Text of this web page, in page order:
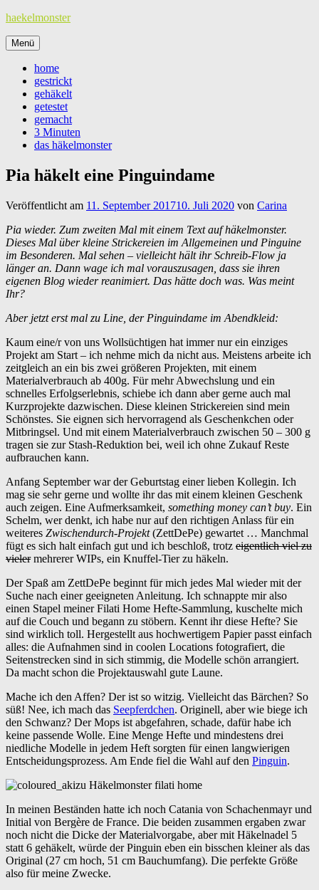
Zum
springen
haekelmonster
Menü
home
gestrickt
gehäkelt
getestet
gemacht
3 Minuten
das häkelmonster
Pia häkelt eine Pinguindame
Veröffentlicht am 11. September 201710. Juli 2020 von Carina
Pia wieder. Zum zweiten Mal mit einem Text auf häkelmonster.
Dieses Mal über kleine Strickereien im Allgemeinen und Pinguine
im Besonderen. Mal sehen – vielleicht hält ihr Schreib-Flow ja
länger an. Dann wage ich mal vorauszusagen, dass sie ihren
eigenen Blog wieder reanimiert. Das hätte doch was. Was meint
Ihr?
Aber jetzt erst mal zu Line, der Pinguindame im Abendkleid:
Kaum eine/r von uns Wollsüchtigen hat immer nur ein einziges
Projekt am Start – ich nehme mich da nicht aus. Meistens arbeite ich
zeitgleich an ein bis zwei größeren Projekten, mit einem
Materialverbrauch ab 400g. Für mehr Abwechslung und ein
schnelles Erfolgserlebnis, schiebe ich dann aber gerne auch mal
Kurzprojekte dazwischen. Diese kleinen Strickereien sind mein
Schönstes. Sie eignen sich hervorragend als Geschenkchen oder
Mitbringsel. Und mit einem Materialverbrauch zwischen 50 – 300 g
tragen sie zur Stash-Reduktion bei, weil ich ohne Zukauf Reste
aufbrauchen kann.
Anfang September war der Geburtstag einer lieben Kollegin. Ich
mag sie sehr gerne und wollte ihr das mit einem kleinen Geschenk
auch zeigen. Eine Aufmerksamkeit, something money can’t buy. Ein
Schelm, wer denkt, ich habe nur auf den richtigen Anlass für ein
weiteres Zwischendurch-Projekt(ZettDePe) gewartet … Manchmal
fügt es sich halt einfach gut und ich beschloß, trotz eigentlich viel zu
vielermehrerer WIPs, ein Knuffel-Tier zu häkeln.
Der Spaß am ZettDePe beginnt für mich jedes Mal wieder mit der
Suche nach einer geeigneten Anleitung. Ich schnappte mir also
einen Stapel meiner Filati Home Hefte-Sammlung, kuschelte mich
auf die Couch und begann zu stöbern. Kennt ihr diese Hefte? Sie
sind wirklich toll. Hergestellt aus hochwertigem Papier passt einfach
alles: die Aufnahmen sind in coolen Locations fotografiert, die
Seitenstrecken sind in sich stimmig, die Modelle schön arrangiert.
Da macht schon die Projektauswahl gute Laune.
Mache ich den Affen? Der ist so witzig. Vielleicht das Bärchen? So
süß! Nee, ich mach das Seepferdchen. Originell, aber wie biege ich
den Schwanz? Der Mops ist abgefahren, schade, dafür habe ich
keine passende Wolle. Eine Menge Hefte und mindestens drei
niedliche Modelle in jedem Heft sorgten für einen langwierigen
Entscheidungsprozess. Am Ende fiel die Wahl auf den Pinguin.
In meinen Beständen hatte ich noch Catania von Schachenmayr und
Initial von Bergère de France. Die beiden zusammen ergaben zwar
noch nicht die Dicke der Materialvorgabe, aber mit Häkelnadel 5
statt 6 gehäkelt, würde der Pinguin eben ein bisschen kleiner als das
Original (27 cm hoch, 51 cm Bauchumfang). Die perfekte Größe
also für meine Zwecke.